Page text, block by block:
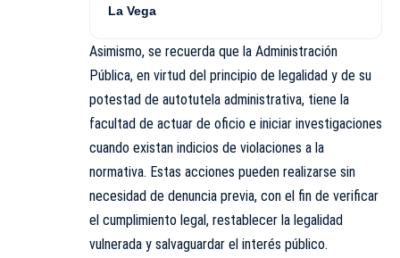
La Vega
Asimismo, se recuerda que la Administración
Pública, en virtud del principio de legalidad y de su
potestad de autotutela administrativa, tiene la
facultad de actuar de oficio e iniciar investigaciones
cuando existan indicios de violaciones a la
normativa. Estas acciones pueden realizarse sin
necesidad de denuncia previa, con el fin de verificar
el cumplimiento legal, restablecer la legalidad
vulnerada y salvaguardar el interés público.